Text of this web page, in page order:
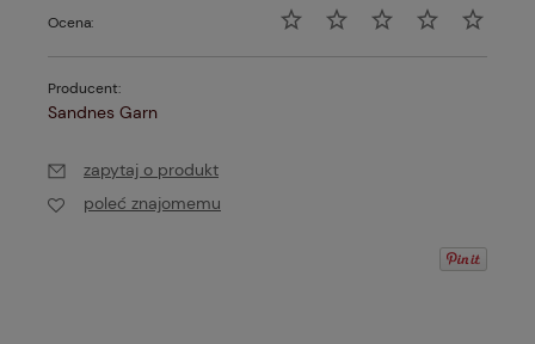
Ocena:
Producent:
Sandnes Garn
zapytaj o produkt
poleć znajomemu